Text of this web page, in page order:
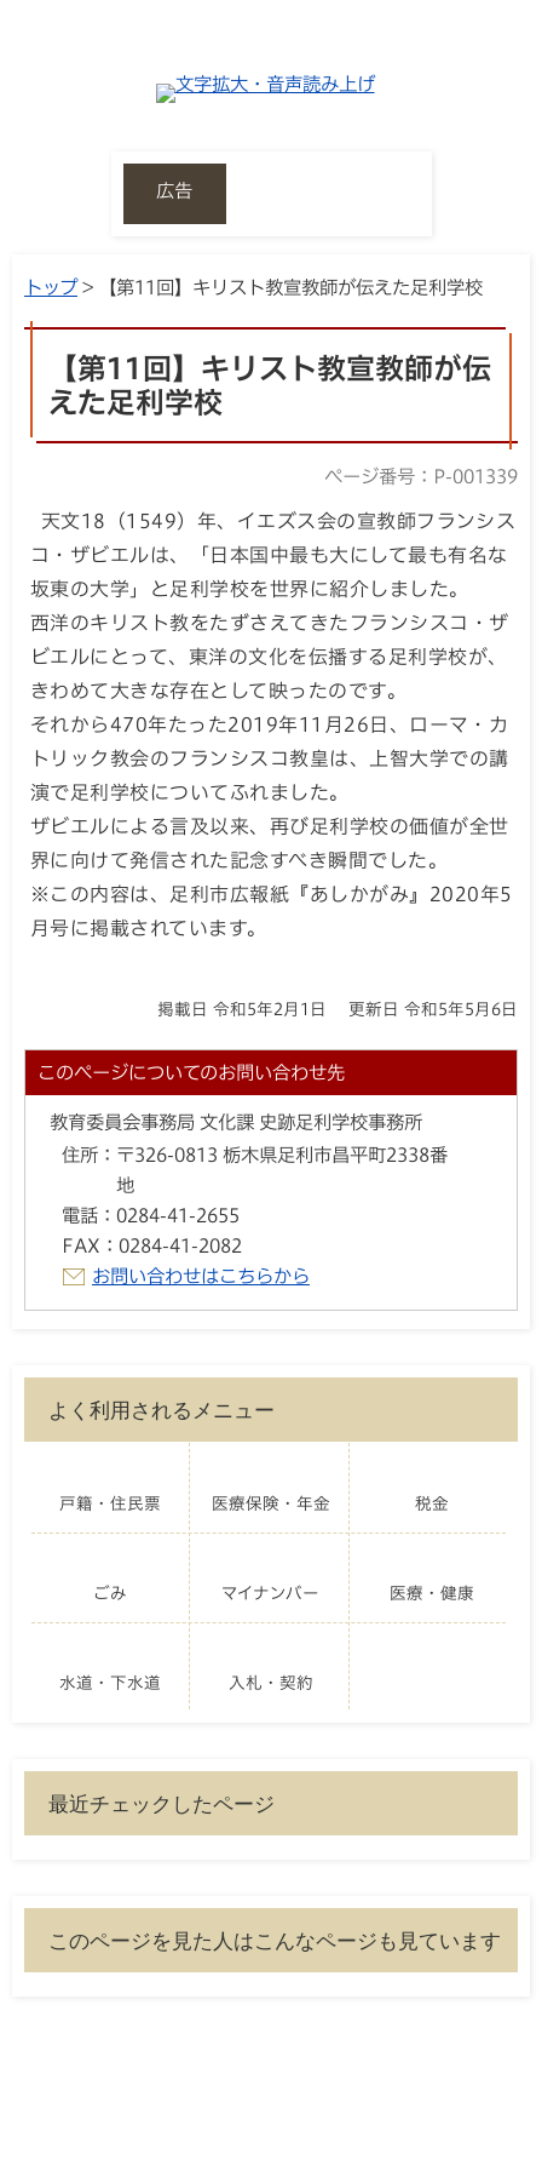
広告
トップ> 【第11回】キリスト教宣教師が伝えた足利学校
【第11回】キリスト教宣教師が伝
えた足利学校
ページ番号：P-001339
天文18（1549）年、イエズス会の宣教師フランシス
コ・ザビエルは、「日本国中最も大にして最も有名な
坂東の大学」と足利学校を世界に紹介しました。
西洋のキリスト教をたずさえてきたフランシスコ・ザ
ビエルにとって、東洋の文化を伝播する足利学校が、
きわめて大きな存在として映ったのです。
それから470年たった2019年11月26日、ローマ・カ
トリック教会のフランシスコ教皇は、上智大学での講
演で足利学校についてふれました。
ザビエルによる言及以来、再び足利学校の価値が全世
界に向けて発信された記念すべき瞬間でした。
※この内容は、足利市広報紙『あしかがみ』2020年5
月号に掲載されています。
掲載日 令和5年2月1日 更新日 令和5年5月6日
このページについてのお問い合わせ先
教育委員会事務局 文化課 史跡足利学校事務所
住所： 〒326-0813 栃木県足利市昌平町2338番
地
電話： 0284-41-2655
FAX： 0284-41-2082
お問い合わせはこちらから
よく利用されるメニュー
戸籍・住民票 医療保険・年金 税金
ごみ マイナンバー 医療・健康
水道・下水道 入札・契約
最近チェックしたページ
このページを見た人はこんなページも見ています